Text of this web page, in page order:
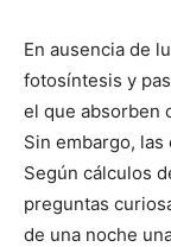
En ausencia de
fotosíntesis y
el que absorben
Sin embargo,
Según cálculos
preguntas
de una noche